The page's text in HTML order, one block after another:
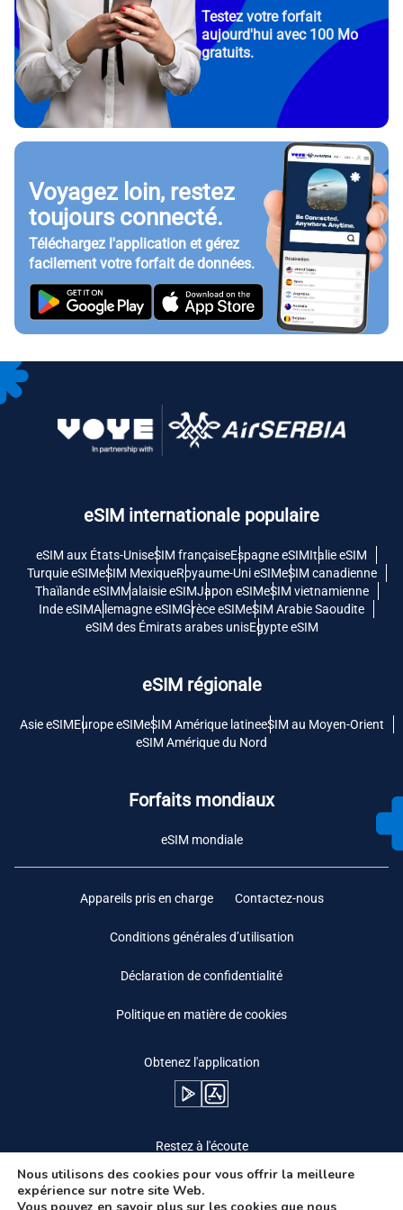
Testez votre forfait
aujourd'hui avec 100 Mo
gratuits.
Voyagez loin, restez
toujours connecté.
Téléchargez l'application et gérez
facilement votre forfait de données.
eSIM internationale populaire
eSIM aux États-UniseSIM françaiseEspagne eSIMItalie eSIM
Turquie eSIMeSIM MexiqueRoyaume-Uni eSIMeSIM canadienne
Thaïlande eSIMMalaisie eSIMJapon eSIMeSIM vietnamienne
Inde eSIMAllemagne eSIMGrèce eSIMeSIM Arabie Saoudite
eSIM des Émirats arabes unisEgypte eSIM
eSIM régionale
Asie eSIMEurope eSIMeSIM Amérique latineeSIM au Moyen-Orient
eSIM Amérique du Nord
Forfaits mondiaux
eSIM mondiale
Appareils pris en charge Contactez-nous
Conditions générales d’utilisation
Déclaration de confidentialité
Politique en matière de cookies
Obtenez l'application
Restez à l'écoute
Nous utilisons des cookies pour vous offrir la meilleure
expérience sur notre site Web.